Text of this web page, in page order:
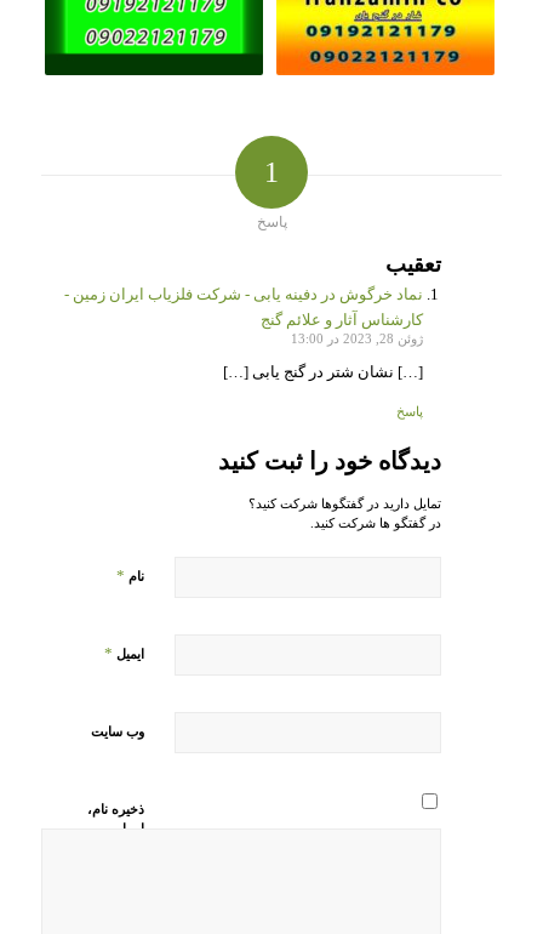
1
پاسخ
تعقیب
نماد خرگوش در دفینه یابی - شرکت فلزیاب ایران زمین -
کارشناس آثار و علائم گنج
ژوئن 28, 2023 در 13:00
[…] نشان شتر در گنج یابی […]
پاسخ
دیدگاه خود را ثبت کنید
تمایل دارید در گفتگوها شرکت کنید؟
در گفتگو ها شرکت کنید.
نام *
ایمیل *
وب‌ سایت
ذخیره نام،
ایمیل و